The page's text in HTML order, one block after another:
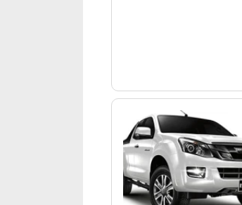
การประกาศความ
ฮ่องกง บริษัทได้จั
LUXEED ซึ่งแสด